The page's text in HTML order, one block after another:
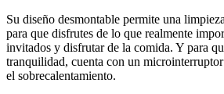
Su diseño desmontable permite una
para que disfrutes de lo que realmente
invitados y disfrutar de la comida. Y para
tranquilidad, cuenta con un
el sobrecalentamiento.